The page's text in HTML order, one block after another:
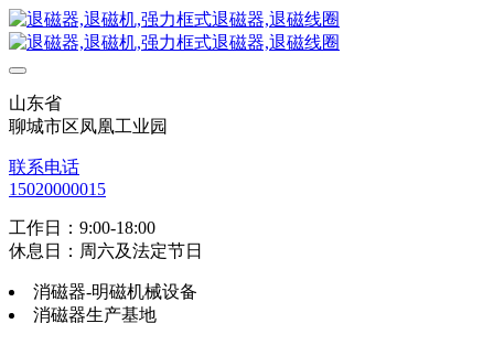
山东省
聊城市区凤凰工业园
联系电话
15020000015
工作日：9:00-18:00
休息日：周六及法定节日
消磁器-明磁机械设备
消磁器生产基地